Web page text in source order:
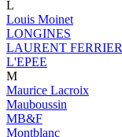
L
Louis Moinet
LONGINES
LAURENT FERRIER
L'EPEE
M
Maurice Lacroix
Mauboussin
MB&F
Montblanc